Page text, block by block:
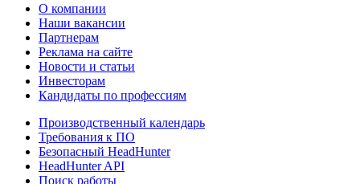
О компании
Наши вакансии
Партнерам
Реклама на сайте
Новости и статьи
Инвесторам
Кандидаты по профессиям
Производственный календарь
Требования к ПО
Безопасный HeadHunter
HeadHunter API
Поиск работы